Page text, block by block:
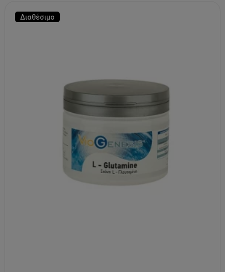
Διαθέσιμο